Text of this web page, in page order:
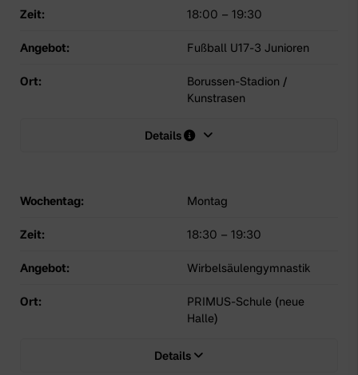
Zeit: 18:00 – 19:30
Angebot: Fußball U17-3 Junioren
Ort:
Borussen-Stadion /
Kunstrasen
Details
Wochentag: Montag
Zeit: 18:30 – 19:30
Angebot: Wirbelsäulengymnastik
Ort:
PRIMUS-Schule (neue
Halle)
Details